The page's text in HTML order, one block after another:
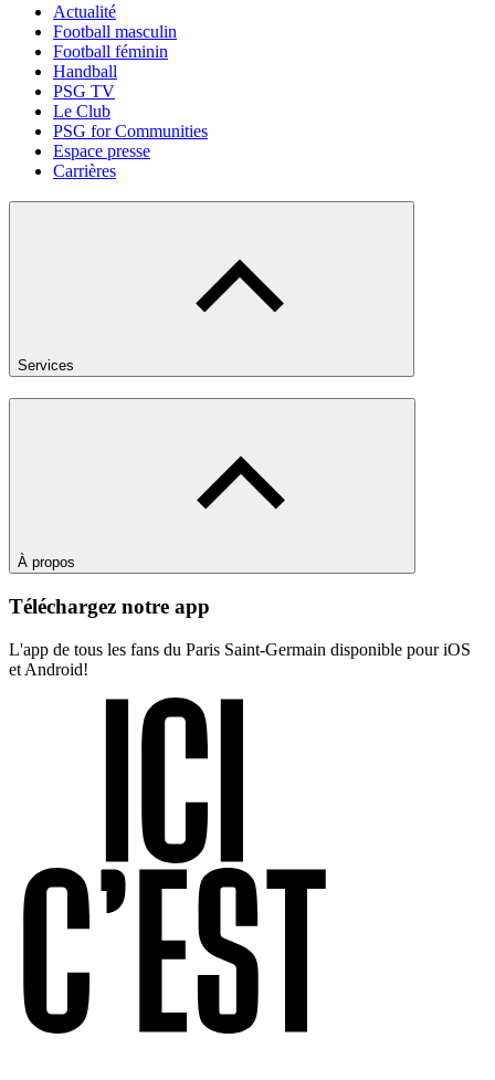
Actualité
Football masculin
Football féminin
Handball
PSG TV
Le Club
PSG for Communities
Espace presse
Carrières
Services
À propos
Téléchargez notre app
L'app de tous les fans du Paris Saint-Germain disponible pour iOS
et Android!